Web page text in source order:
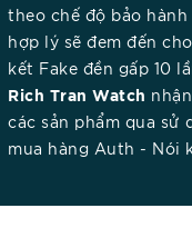
theo chế độ bảo
hợp lý sẽ đem đến
kết Fake đền gấp 10
Rich Tran Watch
các sản phẩm qua sử
mua hàng Auth - Nói